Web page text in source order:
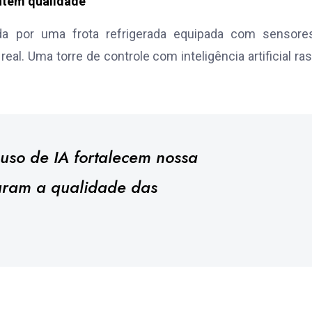
por uma frota refrigerada equipada com
Uma torre de controle com inteligência artificial
de IA fortalecem nossa
a qualidade das